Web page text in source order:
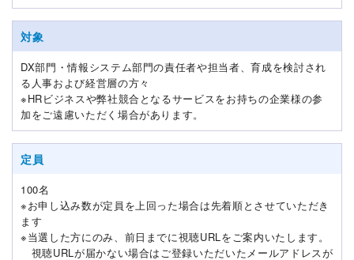
対象
DX部門・情報システム部門の責任者や担当者、育成を検討され
る人事および経営層の方々
※HRビジネスや弊社競合となるサービスをお持ちの企業様の参
加をご遠慮いただく場合があります。
定員
100名
※お申し込み数が定員を上回った場合は先着順とさせていただき
ます
※当選した方にのみ、前日までに視聴URLをご案内いたします。
視聴URLが届かない場合はご登録いただいたメールアドレスが